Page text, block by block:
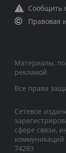
Сообщить
Правовая
Материалы,
рекламой
Все права
Сетевое
сфере связи,
74283